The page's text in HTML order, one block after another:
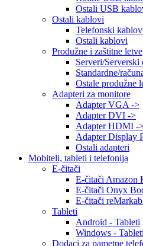
Ostali USB
Ostali kablovi
Telefonski
Ostali kablovi
Produžne i zaštitne letve
Serveri/Serverski
Standardne/
Ostale produžne
Adapteri za monitore
Adapter VGA ->
Adapter DVI ->
Adapter HDMI -
Adapter Display
Ostali adapteri
Mobiteli, tableti i telefonija
E-čitači
E-čitači Amazon
E-čitači Onyx
E-čitači
Tableti
Android - Tableti
Windows - Tableti
Dodaci za pametne